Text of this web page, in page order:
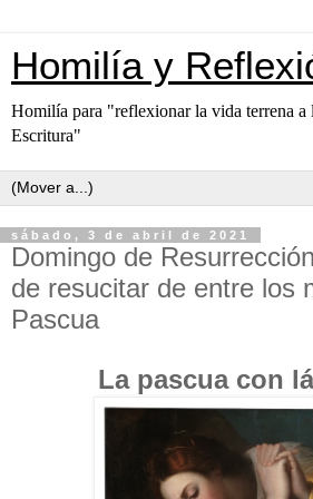
Homilía y
Homilía para "reflexionar la vida terrena a
Escritura"
sábado, 3 de abril de 2021
Domingo de
de resucitar de entre los
Pascua
La pascua con